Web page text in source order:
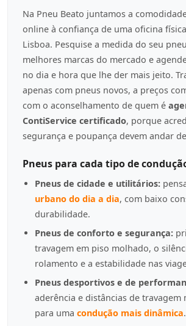
Na Pneu Beato juntamos a
online à confiança de uma oficina
Lisboa. Pesquise a medida do seu
melhores marcas do mercado e
no dia e hora que lhe der mais jeito.
apenas com pneus novos, a preços
com o aconselhamento de quem é
ContiService certificado, porque
segurança e poupança devem andar
Pneus para cada tipo de
Pneus de cidade e utilitários:
urbano do dia a dia, com baixo
durabilidade.
Pneus de conforto e segurança:
travagem em piso molhado, o
rolamento e a estabilidade nas
Pneus desportivos e de
aderência e distâncias de travagem
para uma condução mais dinâmica.